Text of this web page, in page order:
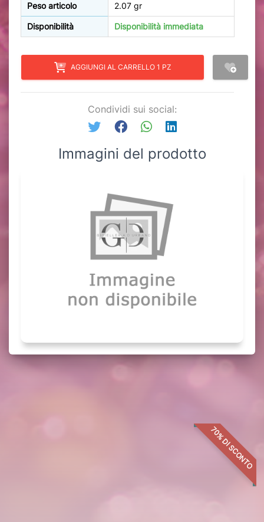
Peso articolo 2.07 gr
Disponibilità Disponibilità immediata
AGGIUNGI AL CARRELLO 1 PZ
Condividi sui social:
Immagini del prodotto
70% DI SCONTO